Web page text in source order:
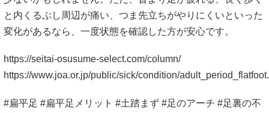
と内くるぶし周辺が痛い、つま先立ちがやりにくいといった
変化があるなら、一度状態を確認した方が安心です。
https://seitai-osusume-select.com/column/
https://www.joa.or.jp/public/sick/condition/
#扁平足 #扁平足メリット #土踏まず #足のアーチ #足裏の不